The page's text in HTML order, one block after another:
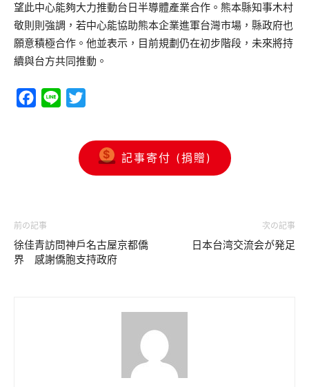
望此中心能夠大力推動台日半導體產業合作。熊本縣知事木村
敬則則強調，若中心能協助熊本企業進軍台灣市場，縣政府也
願意積極合作。他並表示，目前規劃仍在初步階段，未來將持
續與台方共同推動。
Facebook
Line
記事寄付 (捐贈)
前の記事
徐佳青訪問神戶名古屋京都僑
界 感謝僑胞支持政府
次の記事
日本台湾交流会が発足